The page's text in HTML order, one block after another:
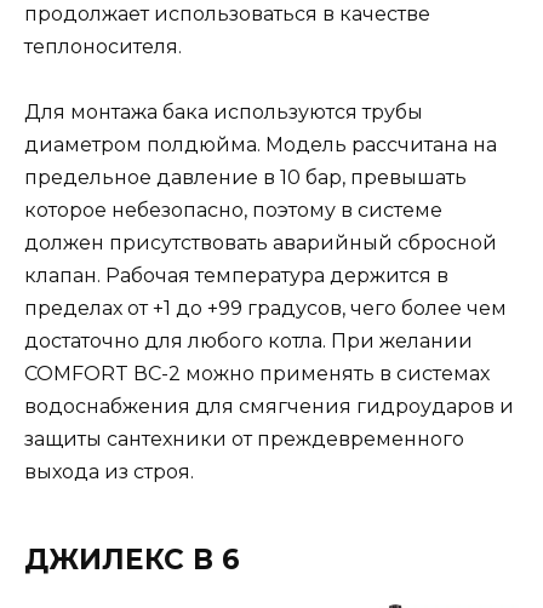
продолжает использоваться в качестве
теплоносителя.
Для монтажа бака используются трубы
диаметром полдюйма. Модель рассчитана на
предельное давление в 10 бар, превышать
которое небезопасно, поэтому в системе
должен присутствовать аварийный сбросной
клапан. Рабочая температура держится в
пределах от +1 до +99 градусов, чего более чем
достаточно для любого котла. При желании
COMFORT ВС-2 можно применять в системах
водоснабжения для смягчения гидроударов и
защиты сантехники от преждевременного
выхода из строя.
ДЖИЛЕКС В 6